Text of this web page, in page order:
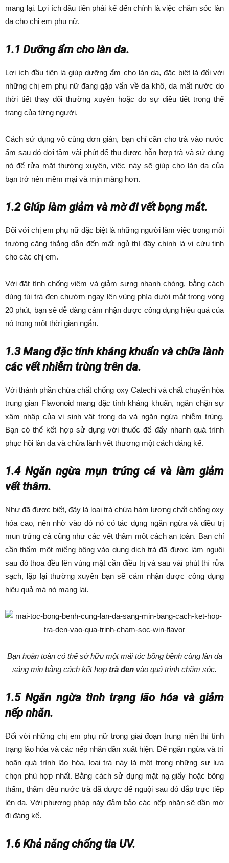
mang lại. Lợi ích đầu tiên phải kể đến chính là việc chăm sóc làn
da cho chị em phụ nữ.
1.1 Dưỡng ẩm cho làn da.
Lợi ích đầu tiên là giúp dưỡng ẩm cho làn da, đặc biệt là đối với
những chị em phụ nữ đang gặp vấn về da khô, da mất nước do
thời tiết thay đổi thường xuyên hoặc do sự điều tiết trong thể
trạng của từng người.
Cách sử dụng vô cùng đơn giản, bạn chỉ cần cho trà vào nước
ấm sau đó đợi tầm vài phút để thu được hỗn hợp trà và sử dụng
nó để rửa mặt thường xuyên, việc này sẽ giúp cho làn da của
bạn trở nên mềm mại và mịn màng hơn.
1.2 Giúp làm giảm và mờ đi vết bọng mắt.
Đối với chị em phụ nữ đặc biệt là những người làm việc trong môi
trường căng thẳng dẫn đến mất ngủ thì đây chính là vị cứu tinh
cho các chị em.
Với đặt tính chống viêm và giảm sưng nhanh chóng, bằng cách
dùng túi trà đen chườm ngay lên vùng phía dưới mắt trong vòng
20 phút, bạn sẽ dễ dàng cảm nhận được công dụng hiệu quả của
nó trong một thời gian ngắn.
1.3 Mang đặc tính kháng khuẩn và chữa lành
các vết nhiễm trùng trên da.
Với thành phần chứa chất chống oxy Catechi và chất chuyển hóa
trung gian Flavonoid mang đặc tính kháng khuẩn, ngăn chặn sự
xâm nhập của vi sinh vật trong da và ngăn ngừa nhiễm trùng.
Bạn có thể kết hợp sử dụng với thuốc để đẩy nhanh quá trình
phục hồi làn da và chữa lành vết thương một cách đáng kể.
1.4 Ngăn ngừa mụn trứng cá và làm giảm
vết thâm.
Như đã được biết, đây là loại trà chứa hàm lượng chất chống oxy
hóa cao, nên nhờ vào đó nó có tác dụng ngăn ngừa và điều trị
mụn trứng cá cũng như các vết thâm một cách an toàn. Bạn chỉ
cần thấm một miếng bông vào dung dịch trà đã được làm nguội
sau đó thoa đều lên vùng mặt cần điều trị và sau vài phút thì rửa
sạch, lặp lại thường xuyên bạn sẽ cảm nhận được công dụng
hiệu quả mà nó mang lại.
Bạn hoàn toàn có thể sở hữu một mái tóc bồng bềnh cùng làn da
sáng mịn bằng cách kết hợp trà đen vào quá trình chăm sóc.
1.5 Ngăn ngừa tình trạng lão hóa và giảm
nếp nhăn.
Đối với những chị em phụ nữ trong giai đoạn trung niên thì tình
trạng lão hóa và các nếp nhăn dần xuất hiện. Để ngăn ngừa và trì
hoãn quá trình lão hóa, loại trà này là một trong những sự lựa
chọn phù hợp nhất. Bằng cách sử dụng mặt nạ giấy hoặc bông
thấm, thấm đều nước trà đã được để nguội sau đó đắp trực tiếp
lên da. Với phương pháp này đảm bảo các nếp nhăn sẽ dần mờ
đi đáng kể.
1.6 Khả năng chống tia UV.